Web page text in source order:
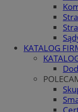
KATALOG